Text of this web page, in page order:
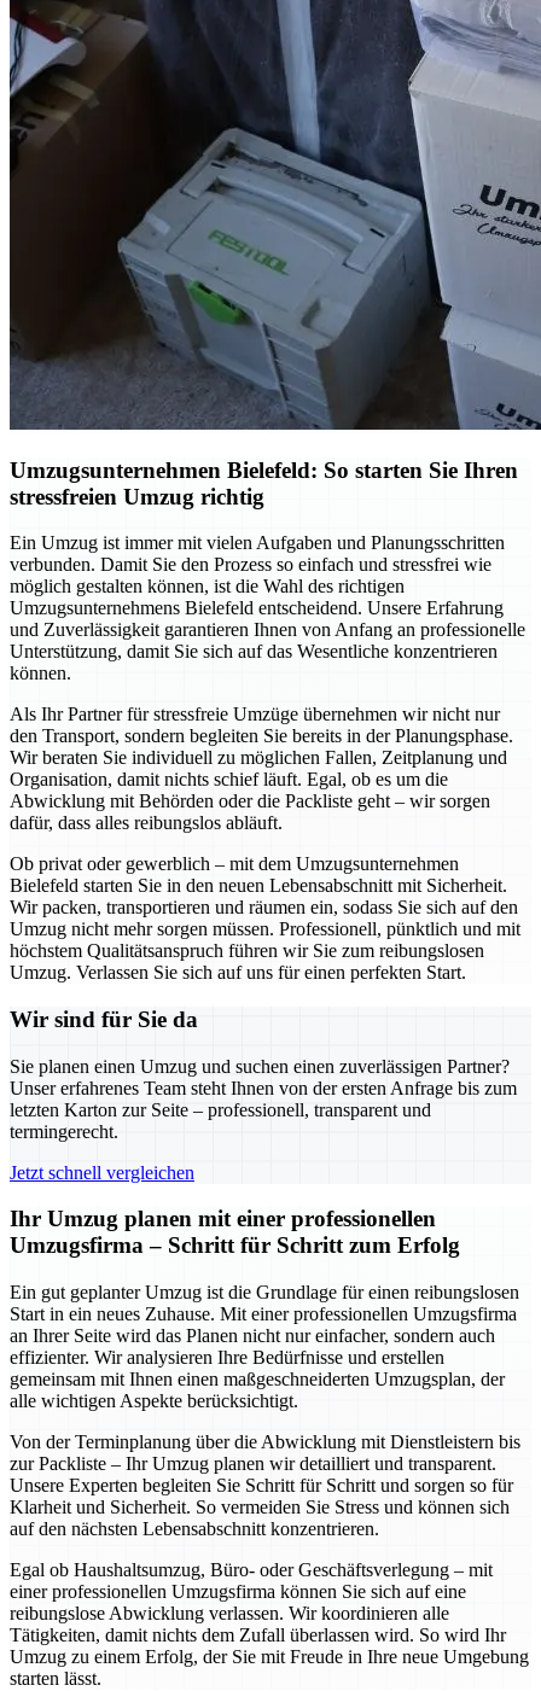
Umzugsunternehmen Bielefeld: So starten Sie Ihren
stressfreien Umzug richtig
Ein Umzug ist immer mit vielen Aufgaben und Planungsschritten
verbunden. Damit Sie den Prozess so einfach und stressfrei wie
möglich gestalten können, ist die Wahl des richtigen
Umzugsunternehmens Bielefeld entscheidend. Unsere Erfahrung
und Zuverlässigkeit garantieren Ihnen von Anfang an professionelle
Unterstützung, damit Sie sich auf das Wesentliche konzentrieren
können.
Als Ihr Partner für stressfreie Umzüge übernehmen wir nicht nur
den Transport, sondern begleiten Sie bereits in der Planungsphase.
Wir beraten Sie individuell zu möglichen Fallen, Zeitplanung und
Organisation, damit nichts schief läuft. Egal, ob es um die
Abwicklung mit Behörden oder die Packliste geht – wir sorgen
dafür, dass alles reibungslos abläuft.
Ob privat oder gewerblich – mit dem Umzugsunternehmen
Bielefeld starten Sie in den neuen Lebensabschnitt mit Sicherheit.
Wir packen, transportieren und räumen ein, sodass Sie sich auf den
Umzug nicht mehr sorgen müssen. Professionell, pünktlich und mit
höchstem Qualitätsanspruch führen wir Sie zum reibungslosen
Umzug. Verlassen Sie sich auf uns für einen perfekten Start.
Wir sind für Sie da
Sie planen einen Umzug und suchen einen zuverlässigen Partner?
Unser erfahrenes Team steht Ihnen von der ersten Anfrage bis zum
letzten Karton zur Seite – professionell, transparent und
termingerecht.
Jetzt schnell vergleichen
Ihr Umzug planen mit einer professionellen
Umzugsfirma – Schritt für Schritt zum Erfolg
Ein gut geplanter Umzug ist die Grundlage für einen reibungslosen
Start in ein neues Zuhause. Mit einer professionellen Umzugsfirma
an Ihrer Seite wird das Planen nicht nur einfacher, sondern auch
effizienter. Wir analysieren Ihre Bedürfnisse und erstellen
gemeinsam mit Ihnen einen maßgeschneiderten Umzugsplan, der
alle wichtigen Aspekte berücksichtigt.
Von der Terminplanung über die Abwicklung mit Dienstleistern bis
zur Packliste – Ihr Umzug planen wir detailliert und transparent.
Unsere Experten begleiten Sie Schritt für Schritt und sorgen so für
Klarheit und Sicherheit. So vermeiden Sie Stress und können sich
auf den nächsten Lebensabschnitt konzentrieren.
Egal ob Haushaltsumzug, Büro- oder Geschäftsverlegung – mit
einer professionellen Umzugsfirma können Sie sich auf eine
reibungslose Abwicklung verlassen. Wir koordinieren alle
Tätigkeiten, damit nichts dem Zufall überlassen wird. So wird Ihr
Umzug zu einem Erfolg, der Sie mit Freude in Ihre neue Umgebung
starten lässt.